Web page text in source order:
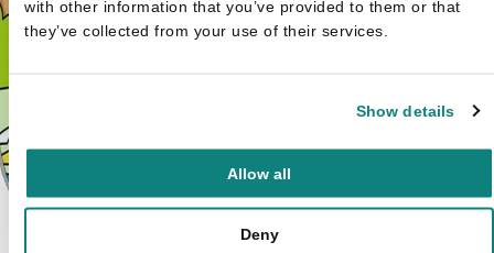
with other information that you’ve provided to them or that
they’ve collected from your use of their services.
Show details
Allow all
Deny
Bumba : kartonboek - schrijf